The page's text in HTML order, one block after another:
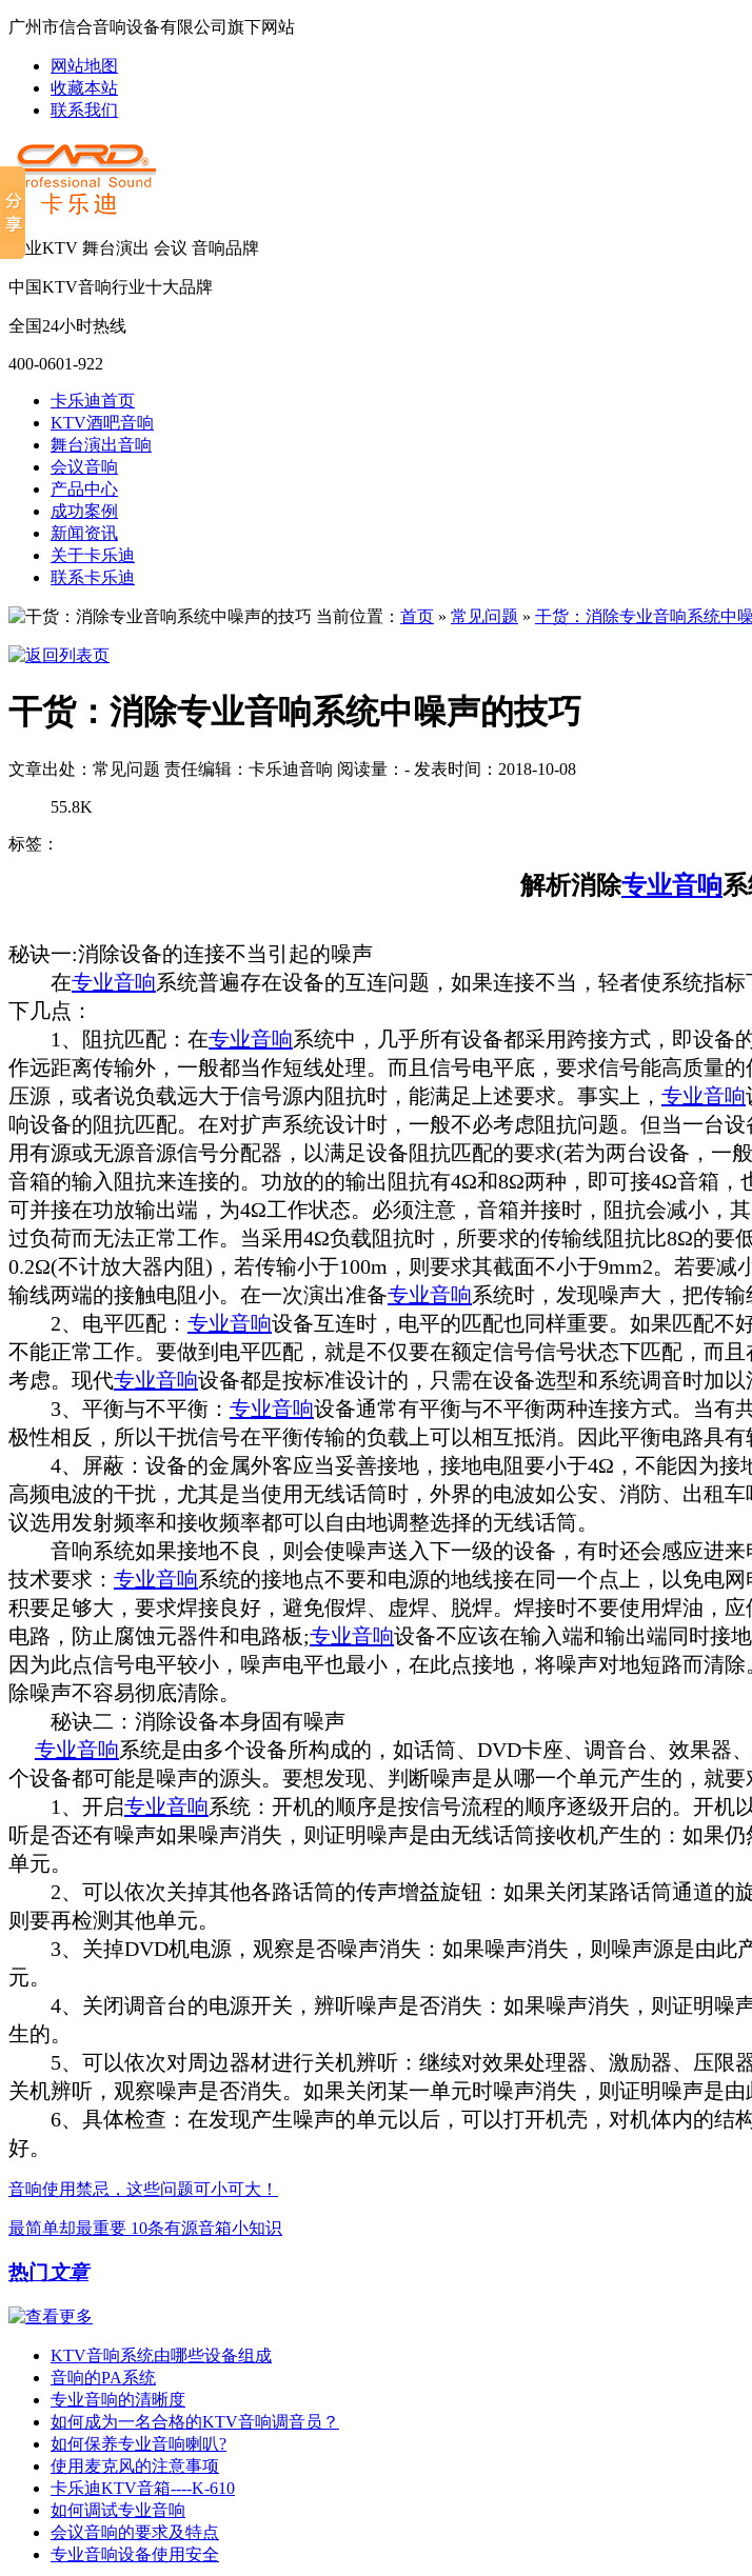
广州市信合音响设备有限公司旗下网站
网站地图
收藏本站
联系我们
专业KTV 舞台演出 会议 音响品牌
中国KTV音响行业十大品牌
全国24小时热线
400-0601-922
卡乐迪首页
KTV酒吧音响
舞台演出音响
会议音响
产品中心
成功案例
新闻资讯
关于卡乐迪
联系卡乐迪
当前位置： 首页 » 常见问题 » 干货：消除专业音响系统中
干货：消除专业音响系统中噪声的技巧
文章出处：常见问题 责任编辑：卡乐迪音响 阅读量： - 发表时间：2018-10-08
55.8K
标签：
解析消除专业音响
秘诀一:消除设备的连接不当引起的噪声
在专业音响系统普遍存在设备的互连问题，如果连接不当，轻者使系统指
下几点：
1、阻抗匹配：在专业音响系统中，几乎所有设备都采用跨接方式，即设备
作远距离传输外，一般都当作短线处理。而且信号电平底，要求信号能高质量
压源，或者说负载远大于信号源内阻抗时，能满足上述要求。事实上， 专业音响
响设备的阻抗匹配。在对扩声系统设计时，一般不必考虑阻抗问题。但当一台
用有源或无源音源信号分配器，以满足设备阻抗匹配的要求(若为两台设备，
音箱的输入阻抗来连接的。功放的的输出阻抗有4Ω和8Ω两种，即可接4Ω音箱，
可并接在功放输出端，为4Ω工作状态。必须注意，音箱并接时，阻抗会减小，
过负荷而无法正常工作。当采用4Ω负载阻抗时，所要求的传输线阻抗比8Ω的要
0.2Ω(不计放大器内阻)，若传输小于100m，则要求其截面不小于9mm2。若要
输线两端的接触电阻小。在一次演出准备专业音响系统时，发现噪声大，把传
2、电平匹配： 专业音响设备互连时，电平的匹配也同样重要。如果匹配不
不能正常工作。要做到电平匹配，就是不仅要在额定信号信号状态下匹配，而
考虑。现代专业音响设备都是按标准设计的，只需在设备选型和系统调音时加以
3、平衡与不平衡： 专业音响设备通常有平衡与不平衡两种连接方式。当有
极性相反，所以干扰信号在平衡传输的负载上可以相互抵消。因此平衡电路具
4、屏蔽：设备的金属外客应当妥善接地，接地电阻要小于4Ω，不能因为接
高频电波的干扰，尤其是当使用无线话筒时，外界的电波如公安、消防、出租
议选用发射频率和接收频率都可以自由地调整选择的无线话筒。
音响系统如果接地不良，则会使噪声送入下一级的设备，有时还会感应进来
技术要求： 专业音响系统的接地点不要和电源的地线接在同一个点上，以免电
积要足够大，要求焊接良好，避免假焊、虚焊、脱焊。焊接时不要使用焊油，
电路，防止腐蚀元器件和电路板;专业音响设备不应该在输入端和输出端同时接
因为此点信号电平较小，噪声电平也最小，在此点接地，将噪声对地短路而清
除噪声不容易彻底清除。
秘诀二：消除设备本身固有噪声
专业音响系统是由多个设备所构成的，如话筒、DVD卡座、调音台、效果器
个设备都可能是噪声的源头。要想发现、判断噪声是从哪一个单元产生的，就
1、开启专业音响系统：开机的顺序是按信号流程的顺序逐级开启的。开
听是否还有噪声如果噪声消失，则证明噪声是由无线话筒接收机产生的：如果
单元。
2、可以依次关掉其他各路话筒的传声增益旋钮：如果关闭某路话筒通道的
则要再检测其他单元。
3、关掉DVD机电源，观察是否噪声消失：如果噪声消失，则噪声源是由此
元。
4、关闭调音台的电源开关，辨听噪声是否消失：如果噪声消失，则证明噪
生的。
5、可以依次对周边器材进行关机辨听：继续对效果处理器、激励器、压限
关机辨听，观察噪声是否消失。如果关闭某一单元时噪声消失，则证明噪声是由
6、具体检查：在发现产生噪声的单元以后，可以打开机壳，对机体内的结
好。
音响使用禁忌，这些问题可小可大！
最简单却最重要 10条有源音箱小知识
热门 文章
KTV音响系统由哪些设备组成
音响的PA系统
专业音响的清晰度
如何成为一名合格的KTV音响调音员？
如何保养专业音响喇叭?
使用麦克风的注意事项
卡乐迪KTV音箱----K-610
如何调试专业音响
会议音响的要求及特点
专业音响设备使用安全